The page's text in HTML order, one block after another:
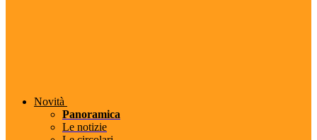
Novità
Panoramica
Le notizie